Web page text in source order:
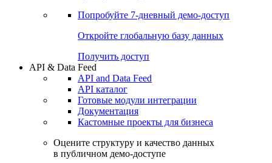
Попробуйте 7-дневный демо-доступ
Откройте глобальную базу данных
Получить доступ
API & Data Feed
API and Data Feed
API каталог
Готовые модули интеграции
Документация
Кастомные проекты для бизнеса
Оцените структуру и качество данных
в публичном демо-доступе